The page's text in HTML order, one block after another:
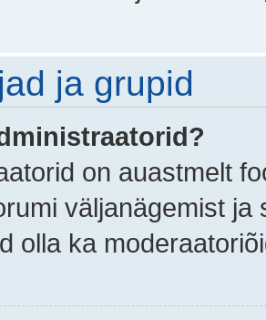
ja grupid
on auastmelt
väljanägemist
olla ka